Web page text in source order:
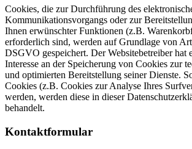
Cookies, die zur Durchführung des
Kommunikationsvorgangs oder zur
Ihnen erwünschter Funktionen (z.B.
erforderlich sind, werden auf Grundlage von
DSGVO gespeichert. Der Websitebetreiber hat
Interesse an der Speicherung von Cookies zur
und optimierten Bereitstellung seiner Dienste.
Cookies (z.B. Cookies zur Analyse Ihres
werden, werden diese in dieser
behandelt.
Kontaktformular